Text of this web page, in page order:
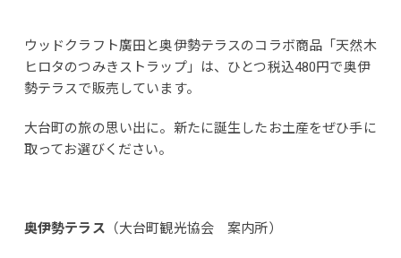
ウッドクラフト廣田と奥伊勢テラスのコラボ商品「天然木
ヒロタのつみきストラップ」は、ひとつ税込480円で奥伊
勢テラスで販売しています。
大台町の旅の思い出に。新たに誕生したお土産をぜひ手に
取ってお選びください。
奥伊勢テラス （大台町観光協会 案内所）